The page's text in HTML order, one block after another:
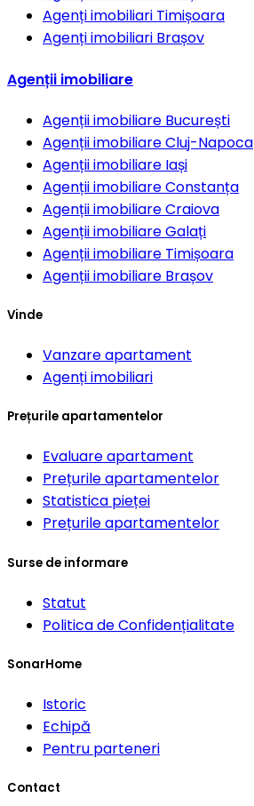
Agenți imobiliari Timișoara
Agenți imobiliari Brașov
Agenții imobiliare
Agenții imobiliare București
Agenții imobiliareCluj-Napoca
Agenții imobiliare Iași
Agenții imobiliareConstanța
Agenții imobiliareCraiova
Agenții imobiliareGalați
Agenții imobiliare Timișoara
Agenții imobiliare Brașov
Vinde
Vanzare apartament
Agenți imobiliari
Prețurile apartamentelor
Evaluare apartament
Prețurile apartamentelor
Statistica pieței
Prețurile apartamentelor
Surse de informare
Statut
Politica de Confidențialitate
SonarHome
Istoric
Echipă
Pentru parteneri
Contact